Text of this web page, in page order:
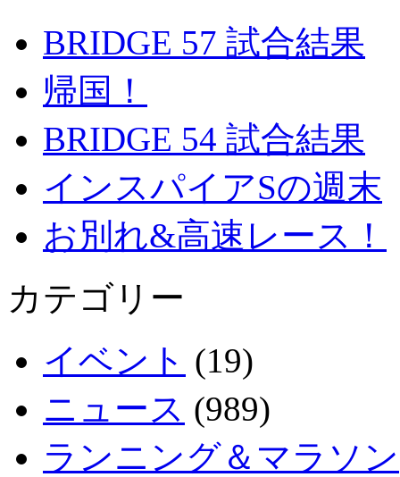
BRIDGE 57 試合結果
帰国！
BRIDGE 54 試合結果
インスパイアSの週末
お別れ&高速レース！
カテゴリー
イベント (19)
ニュース (989)
ランニング＆マラソン